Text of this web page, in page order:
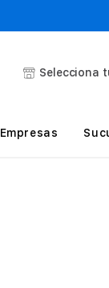
Selecciona
Empresas